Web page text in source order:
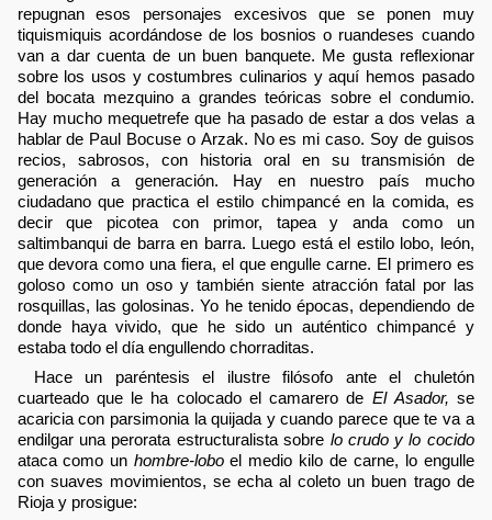
repugnan esos personajes excesivos que se ponen muy
tiquismiquis acordándose de los bosnios o ruandeses cuando
van a dar cuenta de un buen banquete. Me gusta reflexionar
sobre los usos y costumbres culinarios y aquí hemos pasado
del bocata mezquino a grandes teóricas sobre el condumio.
Hay mucho mequetrefe que ha pasado de estar a dos velas a
hablar de Paul Bocuse o Arzak. No es mi caso. Soy de guisos
recios, sabrosos, con historia oral en su transmisión de
generación a generación. Hay en nuestro país mucho
ciudadano que practica el estilo chimpancé en la comida, es
decir que picotea con primor, tapea y anda como un
saltimbanqui de barra en barra. Luego está el estilo lobo, león,
que devora como una fiera, el que engulle carne. El primero es
goloso como un oso y también siente atracción fatal por las
rosquillas, las golosinas. Yo he tenido épocas, dependiendo de
donde haya vivido, que he sido un auténtico chimpancé y
estaba todo el día engullendo chorraditas.
Hace un paréntesis el ilustre filósofo ante el chuletón
cuarteado que le ha colocado el camarero de El Asador, se
acaricia con parsimonia la quijada y cuando parece que te va a
endilgar una perorata estructuralista sobre lo crudo y lo cocido
ataca como un hombre-loboel medio kilo de carne, lo engulle
con suaves movimientos, se echa al coleto un buen trago de
Rioja y prosigue: